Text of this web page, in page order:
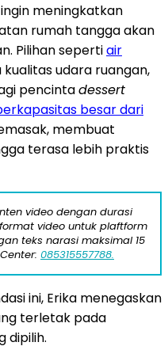
meningkatkan
rumah tangga akan
Pilihan sepertiair
udara ruangan,
pencintadessert
besar dari
membuat
terasa lebih praktis
video dengan durasi
video untuk plaftform
teks narasi maksimal 15
085315557788.
ini, Erika menegaskan
terletak pada
dipilih.